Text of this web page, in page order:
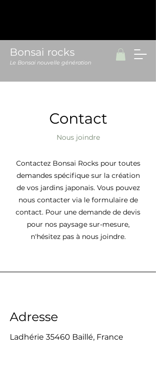
Bonsai rocks
Le Bonsai nouvelle génération
Contact
Nous joindre
Contactez Bonsai Rocks pour toutes
demandes spécifique sur la création
de vos jardins japonais. Vous pouvez
nous contacter via le formulaire de
contact. Pour une demande de devis
pour nos paysage sur-mesure,
n'hésitez pas à nous joindre.
Adresse
Ladhérie 35460 Baillé, France